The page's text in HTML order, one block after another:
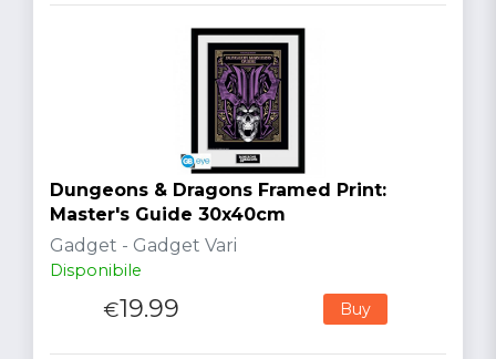
Dungeons & Dragons Framed Print:
Master's Guide 30x40cm
Gadget - Gadget Vari
Disponibile
€19.99 Buy